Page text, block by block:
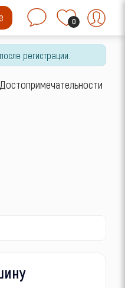
0
регистрации.
Достопримечательности